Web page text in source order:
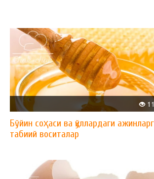
Бўйин соҳаси ва қўллардаги
табиий воситалар